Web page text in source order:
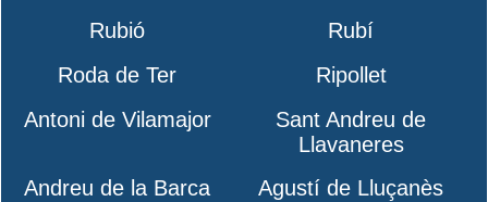
Rubió
Rubí
Roda de Ter
Ripollet
Antoni de Vilamajor
Sant Andreu de
Llavaneres
Andreu de la Barca
Agustí de Lluçanès